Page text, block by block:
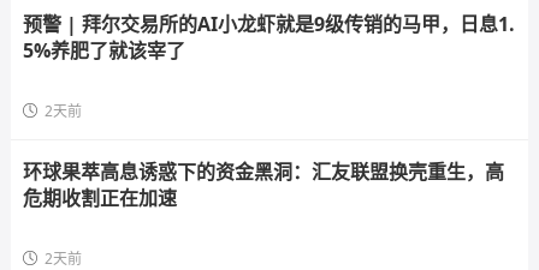
预警 | 拜尔交易所的AI小龙虾就是9级传销的马甲，日息1.
5%养肥了就该宰了
2天前
环球果萃高息诱惑下的资金黑洞：汇友联盟换壳重生，高
危期收割正在加速
2天前